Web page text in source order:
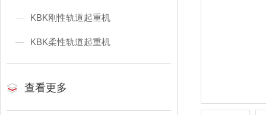
KBK刚性轨道起重机
KBK柔性轨道起重机
查看更多